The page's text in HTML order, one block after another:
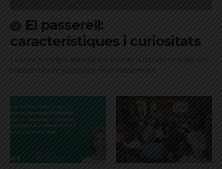
El passerell:
característiques i curiositats
La seva principal amenaça, a més de la desaparició del seu
hàbitat i l'ús de pesticides, és el silvestrisme